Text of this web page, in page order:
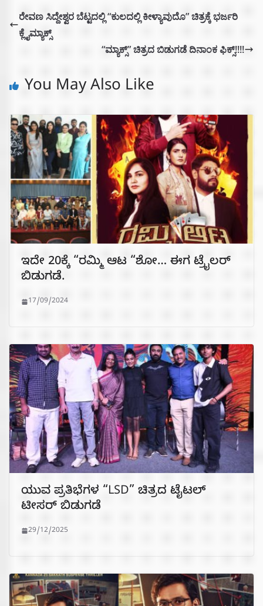
ರೇವಣ ಸಿದ್ದೇಶ್ವರ ಬೆಟ್ಟದಲ್ಲಿ “ಕುಲದಲ್ಲಿ ಕೀಳ್ಯಾವುದೊ” ಚಿತ್ರಕ್ಕೆ ಭರ್ಜರಿ
ಕ್ಲೈಮ್ಯಾಕ್ಸ್
“ಮ್ಯಾಕ್ಸ್” ಚಿತ್ರದ ಬಿಡುಗಡೆ ದಿನಾಂಕ ಫಿಕ್ಸ್!!!!
You May Also Like
ಇದೇ 20ಕ್ಕೆ “ರಮ್ಮಿ ಆಟ “ಶೋ… ಈಗ ಟ್ರೈಲರ್
ಬಿಡುಗಡೆ.
17/09/2024
ಯುವ ಪ್ರತಿಭೆಗಳ “LSD” ಚಿತ್ರದ ಟೈಟಲ್
ಟೀಸರ್ ಬಿಡುಗಡೆ
29/12/2025